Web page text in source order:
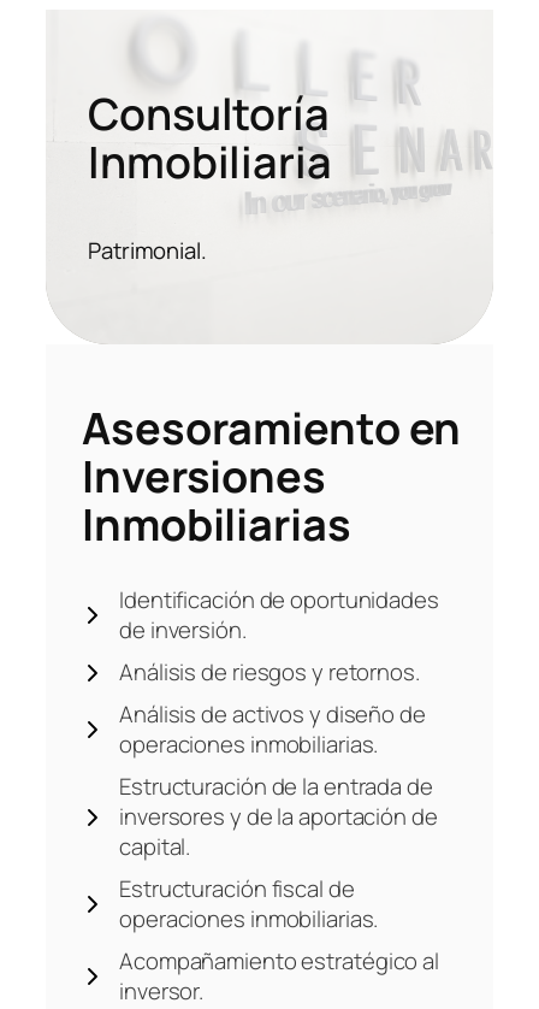
Consultoría
Inmobiliaria
Patrimonial.
Asesoramiento en
Inversiones
Inmobiliarias
Identificación de oportunidades
de inversión.
Análisis de riesgos y retornos.
Análisis de activos y diseño de
operaciones inmobiliarias.
Estructuración de la entrada de
inversores y de la aportación de
capital.
Estructuración fiscal de
operaciones inmobiliarias.
Acompañamiento estratégico al
inversor.